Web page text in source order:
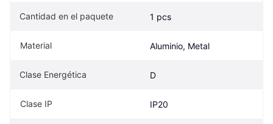
Cantidad en el paquete 1 pcs
Material Aluminio, Metal
Clase Energética D
Clase IP IP20